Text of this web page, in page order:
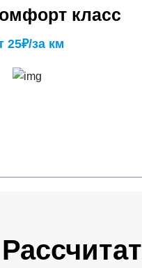
класс
25₽/за км